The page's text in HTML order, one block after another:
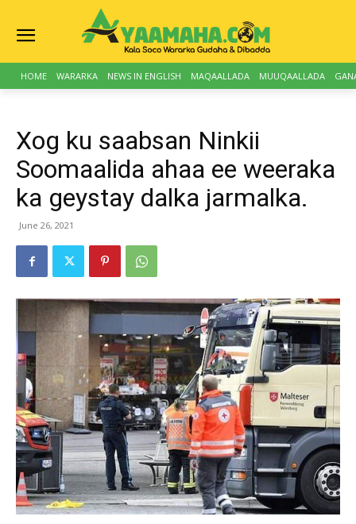
HOME WARARKA NEWS IN ENGLISH MAQAALLADA MUUQAALLADA
Xog ku saabsan Ninkii
Soomaalida ahaa ee weeraka
ka geystay dalka jarmalka.
June 26, 2021